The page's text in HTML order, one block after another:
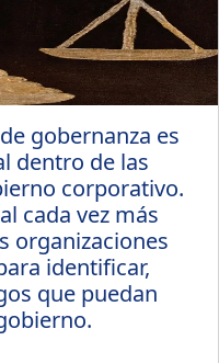
gobernanza es
dentro de las
corporativo.
cada vez más
organizaciones
identificar,
que puedan